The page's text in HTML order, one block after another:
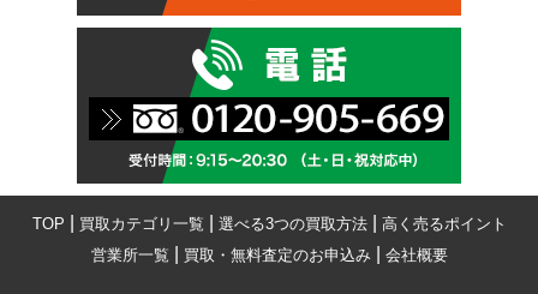
TOP 買取カテゴリ一覧 選べる3つの買取方法| 高く売るポイント
営業所一覧
買取・無料査定のお申込み| 会社概要